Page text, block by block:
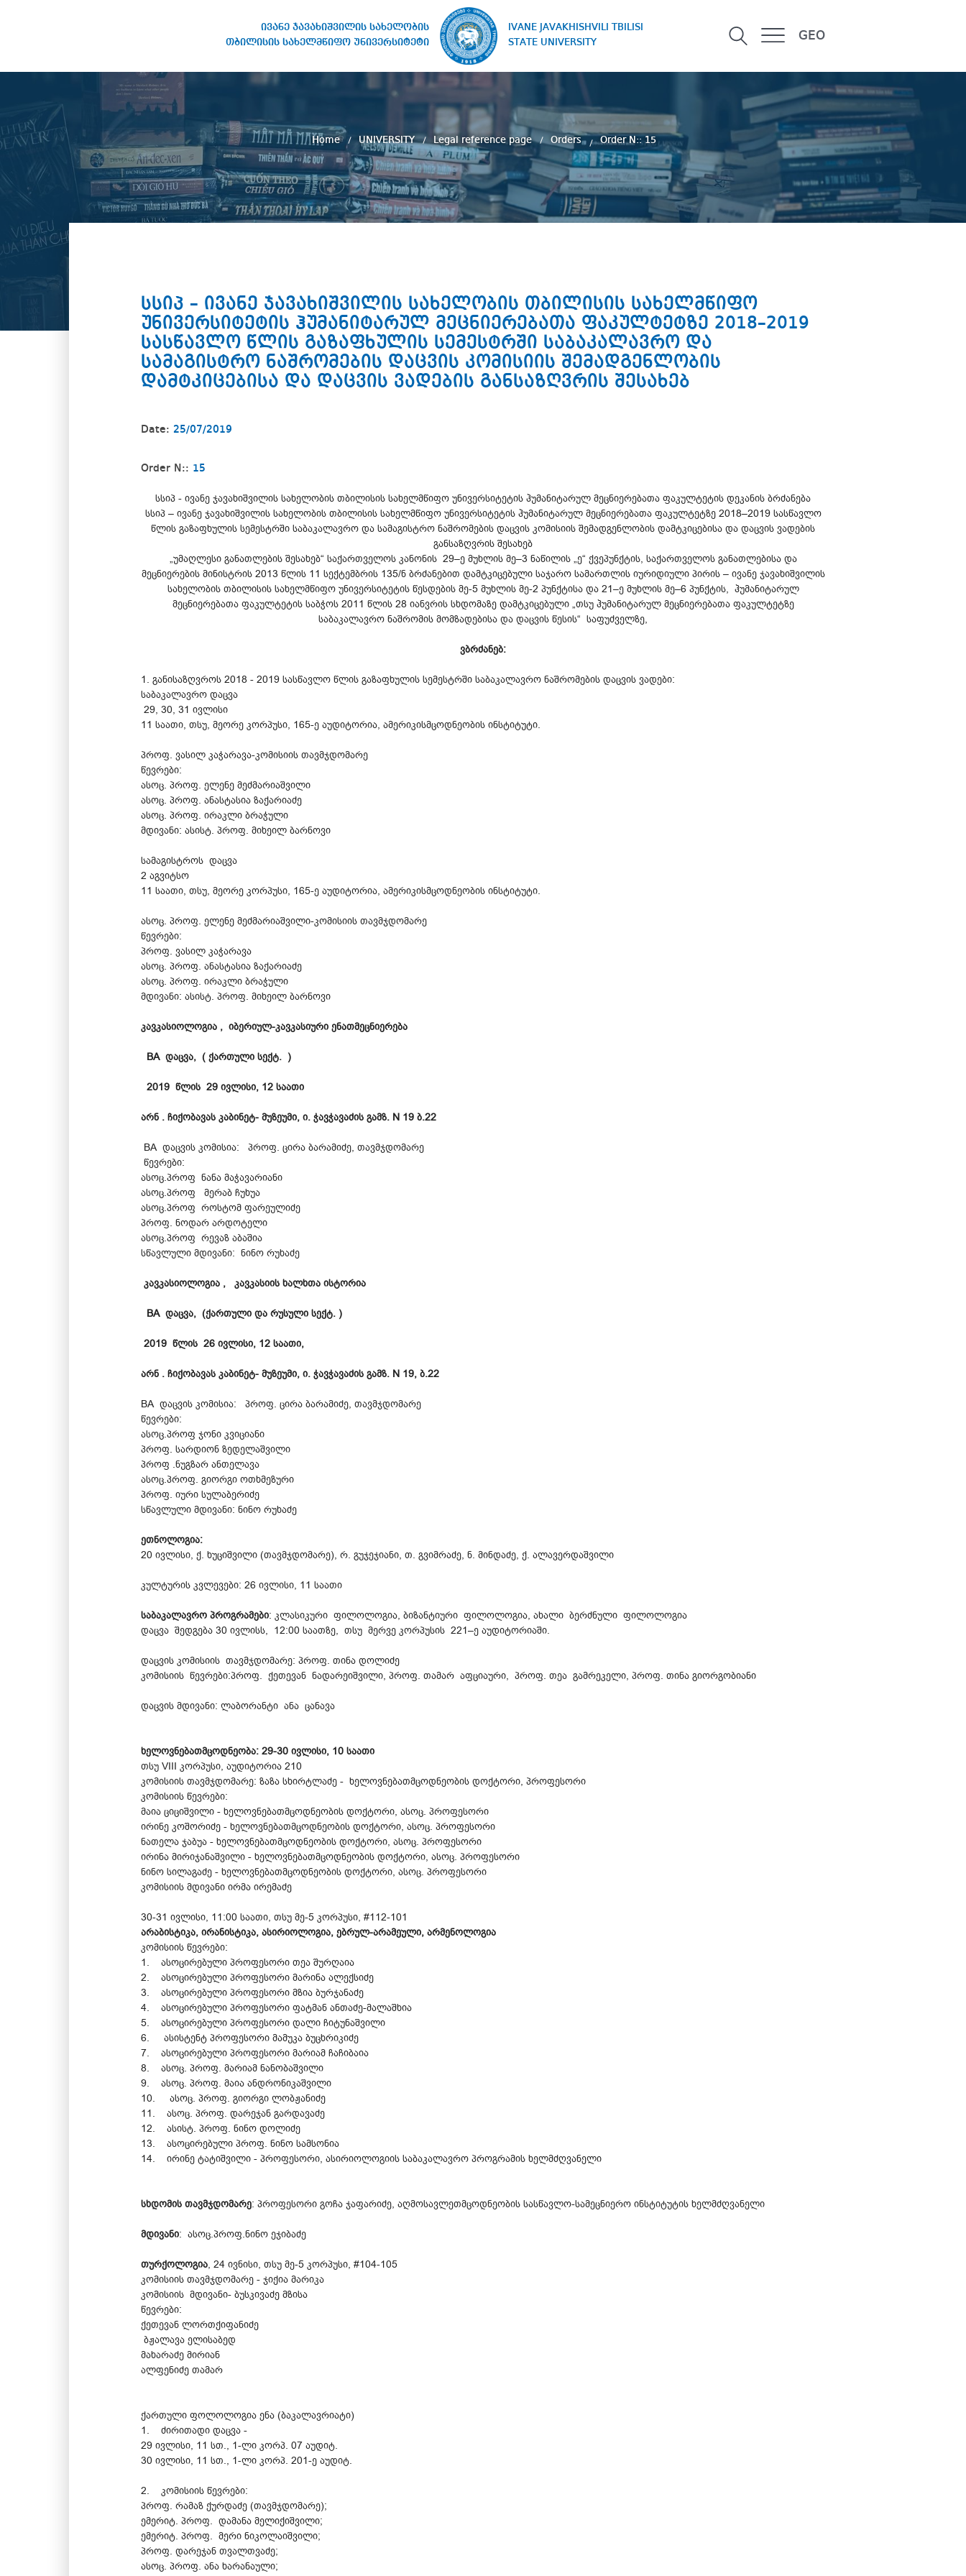
ივანე ჯავახიშვილის სახელობის
თბილისის სახელმწიფო უნივერსიტეტი
IVANE JAVAKHISHVILI TBILISI
STATE UNIVERSITY
GEO
STATE UNIVERSITY
Home UNIVERSITY Legal reference page Orders Order N:: 15
სსიპ – ივანე ჯავახიშვილის სახელობის თბილისის სახელმწიფო
უნივერსიტეტის ჰუმანიტარულ მეცნიერებათა ფაკულტეტზე 2018–2019
სასწავლო წლის გაზაფხულის სემესტრში საბაკალავრო და
სამაგისტრო ნაშრომების დაცვის კომისიის შემადგენლობის
დამტკიცებისა და დაცვის ვადების განსაზღვრის შესახებ
Date: 25/07/2019
Order N:: 15
სსიპ - ივანე ჯავახიშვილის სახელობის თბილისის სახელმწიფო უნივერსიტეტის ჰუმანიტარულ მეცნიერებათა ფაკულტეტის დეკანის ბრძანება
სსიპ – ივანე ჯავახიშვილის სახელობის თბილისის სახელმწიფო უნივერსიტეტის ჰუმანიტარულ მეცნიერებათა ფაკულტეტზე 2018–2019 სასწავლო
წლის გაზაფხულის სემესტრში საბაკალავრო და სამაგისტრო ნაშრომების დაცვის კომისიის შემადგენლობის დამტკიცებისა და დაცვის ვადების
განსაზღვრის შესახებ
„უმაღლესი განათლების შესახებ“ საქართველოს კანონის 29–ე მუხლის მე–3 ნაწილის „ე“ ქვეპუნქტის, საქართველოს განათლებისა და
მეცნიერების მინისტრის 2013 წლის 11 სექტემბრის 135/ნ ბრძანებით დამტკიცებული საჯარო სამართლის იურიდიული პირის – ივანე ჯავახიშვილის
სახელობის თბილისის სახელმწიფო უნივერსიტეტის წესდების მე-5 მუხლის მე-2 პუნქტისა და 21–ე მუხლის მე–6 პუნქტის, ჰუმანიტარულ
მეცნიერებათა ფაკულტეტის საბჭოს 2011 წლის 28 იანვრის სხდომაზე დამტკიცებული „თსუ ჰუმანიტარულ მეცნიერებათა ფაკულტეტზე
საბაკალავრო ნაშრომის მომზადებისა და დაცვის წესის“ საფუძველზე,
ვბრძანებ:
1. განისაზღვროს 2018 - 2019 სასწავლო წლის გაზაფხულის სემესტრში საბაკალავრო ნაშრომების დაცვის ვადები:
საბაკალავრო დაცვა
29, 30, 31 ივლისი
11 საათი, თსუ, მეორე კორპუსი, 165-ე აუდიტორია, ამერიკისმცოდნეობის ინსტიტუტი.
პროფ. ვასილ კაჭარავა-კომისიის თავმჯდომარე
წევრები:
ასოც. პროფ. ელენე მეძმარიაშვილი
ასოც. პროფ. ანასტასია ზაქარიაძე
ასოც. პროფ. ირაკლი ბრაჭული
მდივანი: ასისტ. პროფ. მიხეილ ბარნოვი
სამაგისტროს დაცვა
2 აგვიტსო
11 საათი, თსუ, მეორე კორპუსი, 165-ე აუდიტორია, ამერიკისმცოდნეობის ინსტიტუტი.
ასოც. პროფ. ელენე მეძმარიაშვილი-კომისიის თავმჯდომარე
წევრები:
პროფ. ვასილ კაჭარავა
ასოც. პროფ. ანასტასია ზაქარიაძე
ასოც. პროფ. ირაკლი ბრაჭული
მდივანი: ასისტ. პროფ. მიხეილ ბარნოვი
კავკასიოლოგია , იბერიულ-კავკასიური ენათმეცნიერება
BA დაცვა, ( ქართული სექტ. )
2019 წლის 29 ივლისი, 12 საათი
არნ . ჩიქობავას კაბინეტ- მუზეუმი, ი. ჭავჭავაძის გამზ. N 19 ბ.22
BA დაცვის კომისია: პროფ. ცირა ბარამიძე, თავმჯდომარე
წევრები:
ასოც.პროფ ნანა მაჭავარიანი
ასოც.პროფ მერაბ ჩუხუა
ასოც.პროფ როსტომ ფარეულიძე
პროფ. ნოდარ არდოტელი
ასოც.პროფ რევაზ აბაშია
სწავლული მდივანი: ნინო რუხაძე
კავკასიოლოგია , კავკასიის ხალხთა ისტორია
BA დაცვა, (ქართული და რუსული სექტ. )
2019 წლის 26 ივლისი, 12 საათი,
არნ . ჩიქობავას კაბინეტ- მუზეუმი, ი. ჭავჭავაძის გამზ. N 19, ბ.22
BA დაცვის კომისია: პროფ. ცირა ბარამიძე, თავმჯდომარე
წევრები:
ასოც.პროფ ჯონი კვიციანი
პროფ. სარდიონ ზედელაშვილი
პროფ .ნუგზარ ანთელავა
ასოც.პროფ. გიორგი ოთხმეზური
პროფ. იური სულაბერიძე
სწავლული მდივანი: ნინო რუხაძე
ეთნოლოგია:
20 ივლისი, ქ. ხუციშვილი (თავმჯდომარე), რ. გუჯეჯიანი, თ. გვიმრაძე, ნ. მინდაძე, ქ. ალავერდაშვილი
კულტურის კვლევები: 26 ივლისი, 11 საათი
საბაკალავრო პროგრამები: კლასიკური ფილოლოგია, ბიზანტიური ფილოლოგია, ახალი ბერძნული ფილოლოგია
დაცვა შედგება 30 ივლისს, 12:00 საათზე, თსუ მერვე კორპუსის 221–ე აუდიტორიაში.
დაცვის კომისიის თავმჯდომარე: პროფ. თინა დოლიძე
კომისიის წევრები:პროფ. ქეთევან ნადარეიშვილი, პროფ. თამარ აფციაური, პროფ. თეა გამრეკელი, პროფ. თინა გიორგობიანი
დაცვის მდივანი: ლაბორანტი ანა ცანავა
ხელოვნებათმცოდნეობა: 29-30 ივლისი, 10 საათი
თსუ VIII კორპუსი, აუდიტორია 210
კომისიის თავმჯდომარე: ზაზა სხირტლაძე - ხელოვნებათმცოდნეობის დოქტორი, პროფესორი
კომისიის წევრები:
მაია ციციშვილი - ხელოვნებათმცოდნეობის დოქტორი, ასოც. პროფესორი
ირინე კოშორიძე - ხელოვნებათმცოდნეობის დოქტორი, ასოც. პროფესორი
ნათელა ჯაბუა - ხელოვნებათმცოდნეობის დოქტორი, ასოც. პროფესორი
ირინა მირიჯანაშვილი - ხელოვნებათმცოდნეობის დოქტორი, ასოც. პროფესორი
ნინო სილაგაძე - ხელოვნებათმცოდნეობის დოქტორი, ასოც. პროფესორი
კომისიის მდივანი ირმა ირემაძე
30-31 ივლისი, 11:00 საათი, თსუ მე-5 კორპუსი, #112-101
არაბისტიკა, ირანისტიკა, ასირიოლოგია, ებრულ-არამეული, არმენოლოგია
კომისიის წევრები:
1. ასოცირებული პროფესორი თეა შურღაია
2. ასოცირებული პროფესორი მარინა ალექსიძე
3. ასოცირებული პროფესორი მზია ბურჯანაძე
4. ასოცირებული პროფესორი ფატმან ანთაძე-მალაშხია
5. ასოცირებული პროფესორი დალი ჩიტუნაშვილი
6. ასისტენტ პროფესორი მამუკა ბუცხრიკიძე
7. ასოცირებული პროფესორი მარიამ ჩაჩიბაია
8. ასოც. პროფ. მარიამ ნანობაშვილი
9. ასოც. პროფ. მაია ანდრონიკაშვილი
10. ასოც. პროფ. გიორგი ლობჟანიძე
11. ასოც. პროფ. დარეჯან გარდავაძე
12. ასისტ. პროფ. ნინო დოლიძე
13. ასოცირებული პროფ. ნინო სამსონია
14. ირინე ტატიშვილი - პროფესორი, ასირიოლოგიის საბაკალავრო პროგრამის ხელმძღვანელი
სხდომის თავმჯდომარე: პროფესორი გოჩა ჯაფარიძე, აღმოსავლეთმცოდნეობის სასწავლო-სამეცნიერო ინსტიტუტის ხელმძღვანელი
მდივანი: ასოც.პროფ.ნინო ეჯიბაძე
თურქოლოგია, 24 ივნისი, თსუ მე-5 კორპუსი, #104-105
კომისიის თავმჯდომარე - ჯიქია მარიკა
კომისიის მდივანი- ბუსკივაძე მზისა
წევრები:
ქეთევან ლორთქიფანიძე
ბჟალავა ელისაბედ
მახარაძე მირიან
ალფენიძე თამარ
ქართული ფოლოლოგია ენა (ბაკალავრიატი)
1. ძირითადი დაცვა -
29 ივლისი, 11 სთ., 1-ლი კორპ. 07 აუდიტ.
30 ივლისი, 11 სთ., 1-ლი კორპ. 201-ე აუდიტ.
2. კომისიის წევრები:
პროფ. რამაზ ქურდაძე (თავმჯდომარე);
ემერიტ. პროფ. დამანა მელიქიშვილი;
ემერიტ. პროფ. მერი ნიკოლაიშვილი;
პროფ. დარეჯან თვალთვაძე;
ასოც. პროფ. ანა ხარანაული;